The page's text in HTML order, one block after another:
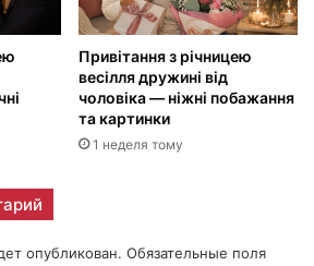
Привітання з річницею
весілля дружині від
чоловіка — ніжні побажання
та картинки
1 неделя тому
опубликован. Обязательные поля